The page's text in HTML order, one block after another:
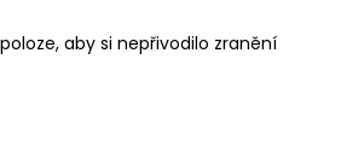
aby si nepřivodilo zranění